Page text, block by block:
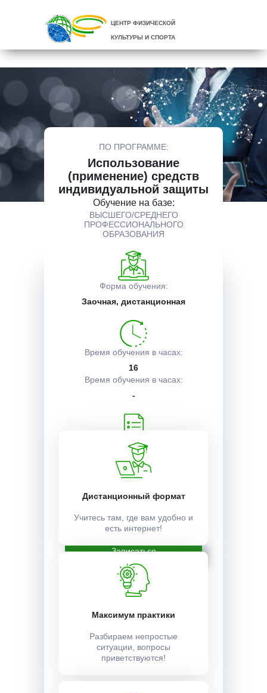
ЦЕНТР ФИЗИЧЕСКОЙ
КУЛЬТУРЫ И СПОРТА
ПО ПРОГРАММЕ:
Использование
(применение) средств
индивидуальной защиты
Обучение на базе:
ВЫСШЕГО/СРЕДНЕГО
ПРОФЕССИОНАЛЬНОГО
ОБРАЗОВАНИЯ
Форма обучения:
Заочная, дистанционная
Время обучения в часах:
16
Время обучения в часах:
-
Учебный план:
Получить
1000 ₽
Записаться
Получаемые документы
Условия поступления
Дистанционный формат
Учитесь там, где вам удобно и
есть интернет!
Максимум практики
Разбираем непростые
ситуации, вопросы
приветствуются!